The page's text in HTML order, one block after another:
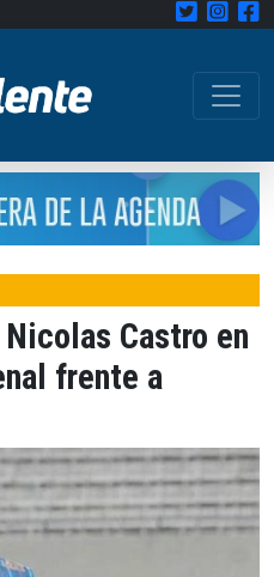
Castro en
frente a